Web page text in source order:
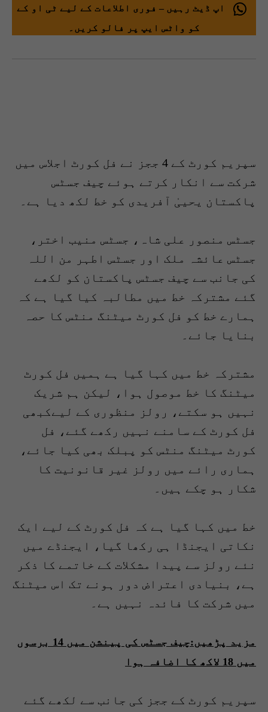
اپ ڈیٹ رہیں – فوری اطلاعات کے لیے ٹی او کے
کو واٹس ایپ پر فالو کریں۔
سپریم کورٹ کے 4 ججز نے فل کورٹ اجلاس میں
شرکت سے انکار کرتے ہوئے چیف جسٹس
پاکستان یحییٰ آفریدی کو خط لکھ دیا ہے۔
جسٹس منصور علی شاہ، جسٹس منیب اختر،
جسٹس عائشہ ملک اور جسٹس اطہر من اللہ
کی جانب سے چیف جسٹس پاکستان کو لکھے
گئے مشترکہ خط میں مطالبہ کیا گیا ہے کہ
ہمارے خط کو فل کورٹ میٹنگ منٹس کا حصہ
بنایا جائے۔
مشترکہ خط میں کہا گیا ہے ہمیں فل کورٹ
میٹنگ کا خط موصول ہوا، لیکن ہم شریک
نہیں ہو سکتے، رولز منظوری کے لیےکبھی
فل کورٹ کے سامنے نہیں رکھے گئے، فل
کورٹ میٹنگ منٹس کو پبلک بھی کیا جائے،
ہماری رائے میں رولز غیر قانونیت کا
شکار ہو چکے ہیں۔
خط میں کہا گیا ہے کہ فل کورٹ کے لیے ایک
نکاتی ایجنڈا ہی رکھا گیا، ایجنڈے میں
نئے رولز سے پیدا مشکلات کے خاتمے کا ذکر
ہے، بنیادی اعتراض دور ہونے تک اس میٹنگ
میں شرکت کا فائدہ نہیں ہے۔
مزید پڑھیں:چیف جسٹس کی پینشن میں 14 برسوں
میں 18 لاکھ کا اضافہ ہوا
سپریم کورٹ کے ججز کی جانب سے لکھے گئے